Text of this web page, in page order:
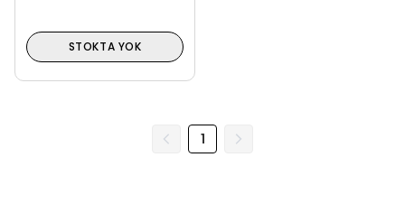
STOKTA YOK
1